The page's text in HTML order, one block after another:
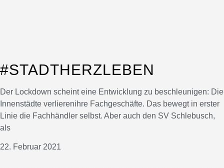
#STADTHERZLEBEN
Der Lockdown scheint eine Entwicklung zu beschleunigen: Die
Innenstädte verlierenihre Fachgeschäfte. Das bewegt in erster
Linie die Fachhändler selbst. Aber auch den SV Schlebusch,
als
22. Februar 2021